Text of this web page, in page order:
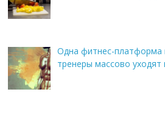
Одна фитнес-платформа
тренеры массово